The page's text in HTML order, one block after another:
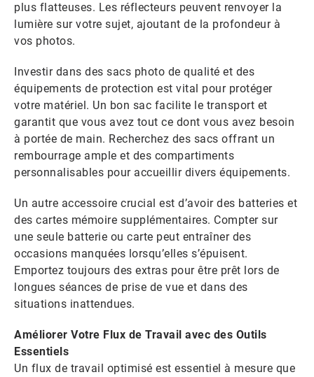
plus flatteuses. Les réflecteurs peuvent renvoyer la
lumière sur votre sujet, ajoutant de la profondeur à
vos photos.
Investir dans des sacs photo de qualité et des
équipements de protection est vital pour protéger
votre matériel. Un bon sac facilite le transport et
garantit que vous avez tout ce dont vous avez besoin
à portée de main. Recherchez des sacs offrant un
rembourrage ample et des compartiments
personnalisables pour accueillir divers équipements.
Un autre accessoire crucial est d’avoir des batteries et
des cartes mémoire supplémentaires. Compter sur
une seule batterie ou carte peut entraîner des
occasions manquées lorsqu’elles s’épuisent.
Emportez toujours des extras pour être prêt lors de
longues séances de prise de vue et dans des
situations inattendues.
Améliorer Votre Flux de Travail avec des Outils
Essentiels
Un flux de travail optimisé est essentiel à mesure que